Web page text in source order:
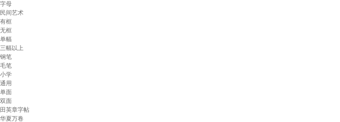
字母
民间艺术
有框
无框
单幅
三幅以上
钢笔
毛笔
小学
通用
单面
双面
田英章字帖
华夏万卷